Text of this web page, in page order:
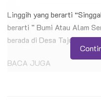
Linggih yang berarti
berarti ” Bumi Atau Alam
berada di Desa Tajur.
BACA JUGA